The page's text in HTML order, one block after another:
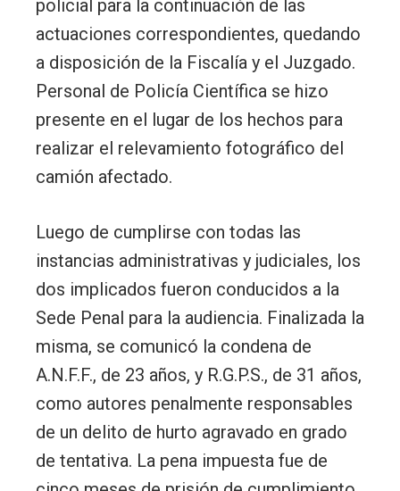
policial para la continuación de las
actuaciones correspondientes, quedando
a disposición de la Fiscalía y el Juzgado.
Personal de Policía Científica se hizo
presente en el lugar de los hechos para
realizar el relevamiento fotográfico del
camión afectado.
Luego de cumplirse con todas las
instancias administrativas y judiciales, los
dos implicados fueron conducidos a la
Sede Penal para la audiencia. Finalizada la
misma, se comunicó la condena de
A.N.F.F., de 23 años, y R.G.P.S., de 31 años,
como autores penalmente responsables
de un delito de hurto agravado en grado
de tentativa. La pena impuesta fue de